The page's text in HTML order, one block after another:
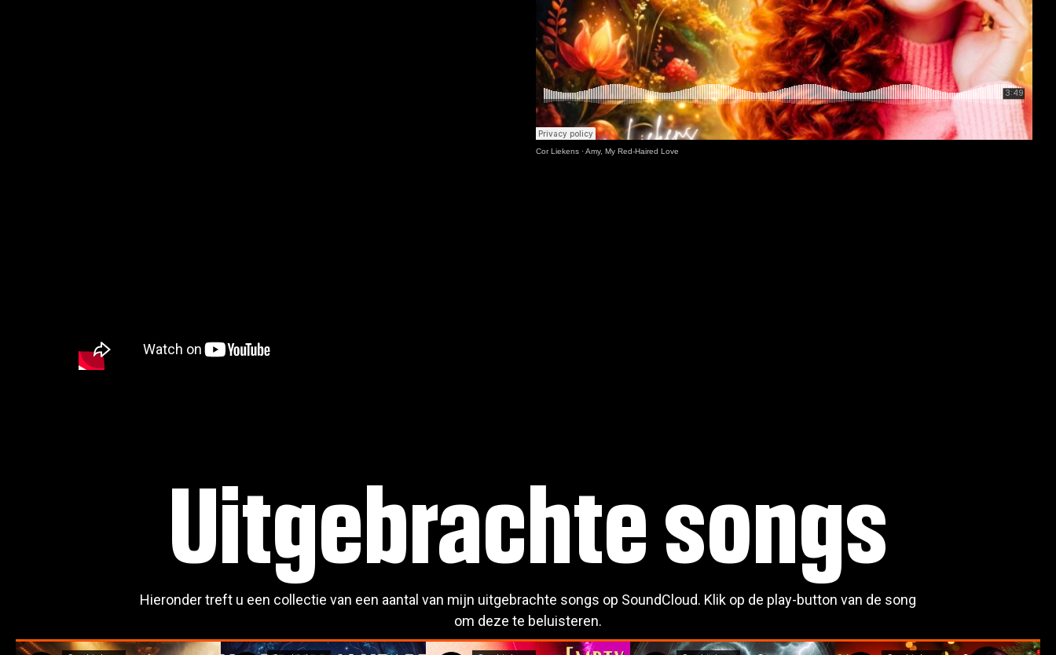
Cor Liekens ·Amy, My Red-Haired Love
Uitgebrachte songs
Hieronder treft u een collectie van een aantal van mijn uitgebrachte songs op SoundCloud. Klik op de play-button van de song
om deze te beluisteren.